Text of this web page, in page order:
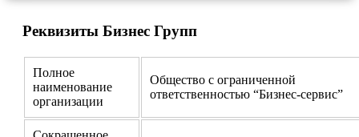
Реквизиты Бизнес Групп
Полное
наименование
организации
Общество с ограниченной
ответственностью “Бизнес-сервис”